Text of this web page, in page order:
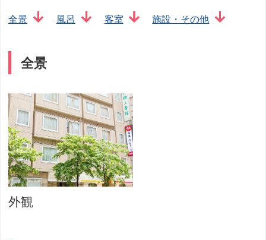
全景 風呂 客室 施設・その他
全景
外観